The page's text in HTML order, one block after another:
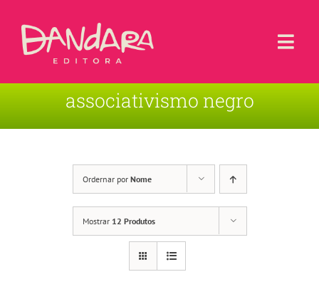
Sobre a Editora
associativismo negro
Ordernar por Nome
Mostrar 12 Produtos